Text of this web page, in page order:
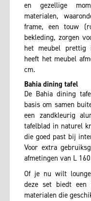
en gezellige
materialen,
frame, een touw
bekleding, zorgen
het meubel prettig
heeft het meubel
cm.
Bahia dining tafel
De Bahia dining
basis om samen
een zandkleurig
tafelblad in naturel
die goed past bij
Voor extra
afmetingen van L
Of je nu wilt
deze set biedt
materialen die